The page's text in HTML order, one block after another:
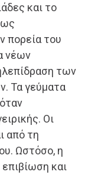
και το
ως
πορεία του
νέων
των
Τα γεύματα
Οι
από τη
Ωστόσο, η
και